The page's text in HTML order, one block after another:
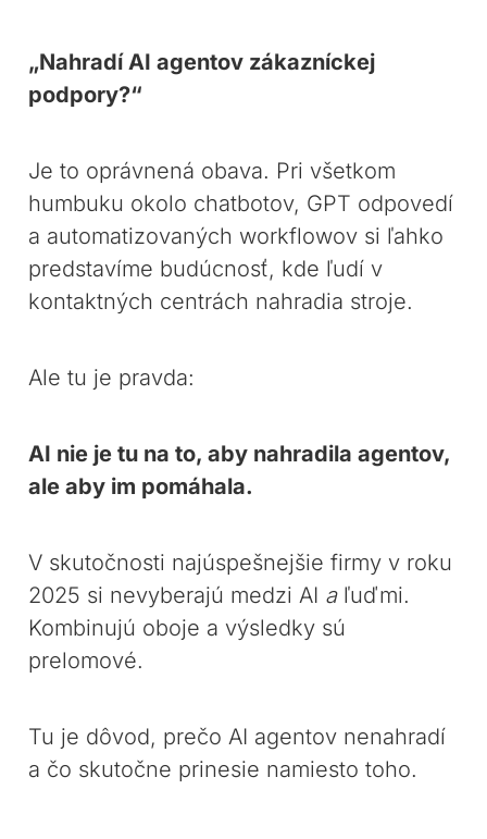
„Nahradí AI agentov zákazníckej
podpory?“
Je to oprávnená obava. Pri všetkom
humbuku okolo chatbotov, GPT odpovedí
a automatizovaných workflowov si ľahko
predstavíme budúcnosť, kde ľudí v
kontaktných centrách nahradia stroje.
Ale tu je pravda:
AI nie je tu na to, aby nahradila agentov,
ale aby im pomáhala.
V skutočnosti najúspešnejšie firmy v roku
2025 si nevyberajú medzi AI aľuďmi.
Kombinujú oboje a výsledky sú
prelomové.
Tu je dôvod, prečo AI agentov nenahradí
a čo skutočne prinesie namiesto toho.